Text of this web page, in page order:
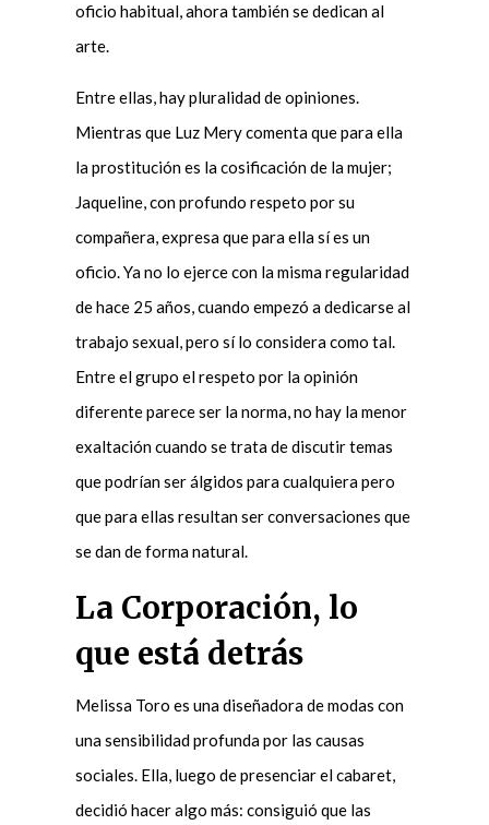
oficio habitual, ahora también se dedican al
arte.
Entre ellas, hay pluralidad de opiniones.
Mientras que Luz Mery comenta que para ella
la prostitución es la cosificación de la mujer;
Jaqueline, con profundo respeto por su
compañera, expresa que para ella sí es un
oficio. Ya no lo ejerce con la misma regularidad
de hace 25 años, cuando empezó a dedicarse al
trabajo sexual, pero sí lo considera como tal.
Entre el grupo el respeto por la opinión
diferente parece ser la norma, no hay la menor
exaltación cuando se trata de discutir temas
que podrían ser álgidos para cualquiera pero
que para ellas resultan ser conversaciones que
se dan de forma natural.
La Corporación, lo
que está detrás
Melissa Toro es una diseñadora de modas con
una sensibilidad profunda por las causas
sociales. Ella, luego de presenciar el cabaret,
decidió hacer algo más: consiguió que las